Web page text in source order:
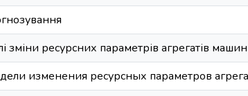
зміни ресурсних параметрів агрегатів машин
изменения ресурсных параметров